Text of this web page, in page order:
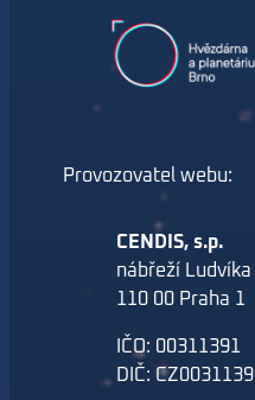
Provozovatel webu:
CENDIS, s.p.
nábřeží
110 00 Praha 1
IČO: 00311391
DIČ: